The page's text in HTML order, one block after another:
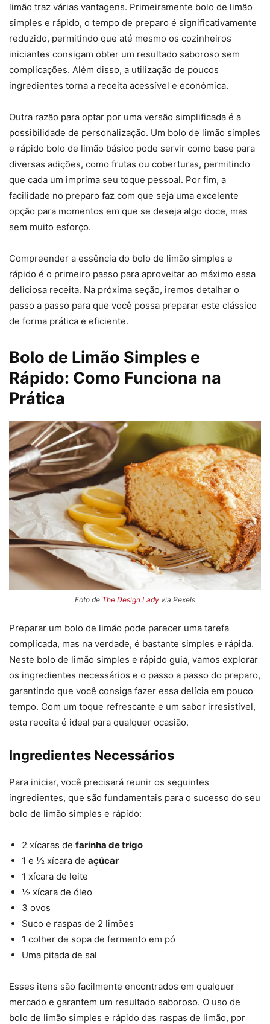
limão traz várias vantagens. Primeiramente bolo de limão
simples e rápido, o tempo de preparo é significativamente
reduzido, permitindo que até mesmo os cozinheiros
iniciantes consigam obter um resultado saboroso sem
complicações. Além disso, a utilização de poucos
ingredientes torna a receita acessível e econômica.
Outra razão para optar por uma versão simplificada é a
possibilidade de personalização. Um bolo de limão simples
e rápido bolo de limão básico pode servir como base para
diversas adições, como frutas ou coberturas, permitindo
que cada um imprima seu toque pessoal. Por fim, a
facilidade no preparo faz com que seja uma excelente
opção para momentos em que se deseja algo doce, mas
sem muito esforço.
Compreender a essência do bolo de limão simples e
rápido é o primeiro passo para aproveitar ao máximo essa
deliciosa receita. Na próxima seção, iremos detalhar o
passo a passo para que você possa preparar este clássico
de forma prática e eficiente.
Bolo de Limão Simples e
Rápido: Como Funciona na
Prática
Foto de The Design Lady via Pexels
Preparar um bolo de limão pode parecer uma tarefa
complicada, mas na verdade, é bastante simples e rápida.
Neste bolo de limão simples e rápido guia, vamos explorar
os ingredientes necessários e o passo a passo do preparo,
garantindo que você consiga fazer essa delícia em pouco
tempo. Com um toque refrescante e um sabor irresistível,
esta receita é ideal para qualquer ocasião.
Ingredientes Necessários
Para iniciar, você precisará reunir os seguintes
ingredientes, que são fundamentais para o sucesso do seu
bolo de limão simples e rápido:
2 xícaras de farinha de trigo
1 e ½ xícara de açúcar
1 xícara de leite
½ xícara de óleo
3 ovos
Suco e raspas de 2 limões
1 colher de sopa de fermento em pó
Uma pitada de sal
Esses itens são facilmente encontrados em qualquer
mercado e garantem um resultado saboroso. O uso de
bolo de limão simples e rápido das raspas de limão, por